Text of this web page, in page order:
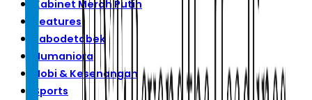
Kabinet Merah Putih
Features
Jabodetabek
Humaniora
Hobi & Kesenangan
Sports